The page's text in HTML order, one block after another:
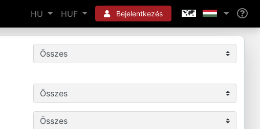
HU HUF Bejelentkezés